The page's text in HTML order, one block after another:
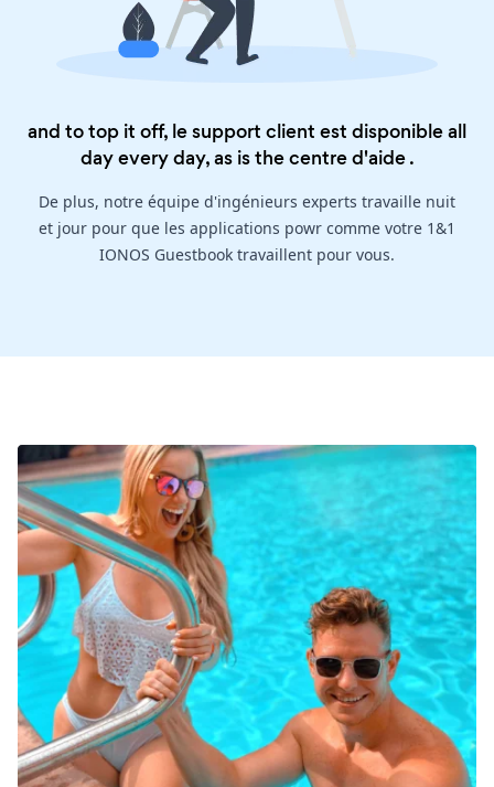
and to top it off, le support client est disponible all
day every day, as is thecentre d'aide.
De plus, notre équipe d'ingénieurs experts travaille nuit
et jour pour que les applications powr comme votre 1&1
IONOS Guestbook travaillent pour vous.